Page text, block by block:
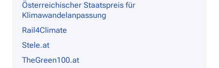
Österreichischer Staatspreis für
Klimawandelanpassung
Rail4Climate
Stele.at
TheGreen100.at